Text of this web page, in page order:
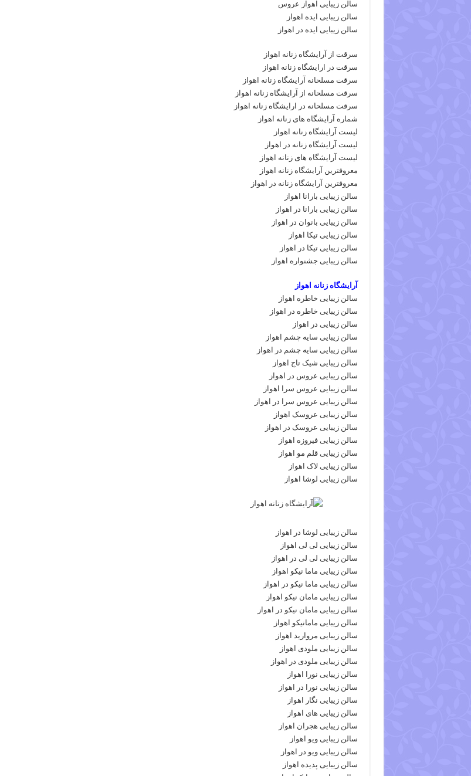
سالن زیبایی اهواز عروس
سالن زیبایی ایده اهواز
سالن زیبایی ایده در اهواز
سرقت از آرایشگاه زنانه اهواز
سرقت در ارایشگاه زنانه اهواز
سرقت مسلحانه آرایشگاه زنانه اهواز
سرقت مسلحانه از آرایشگاه زنانه اهواز
سرقت مسلحانه در ارایشگاه زنانه اهواز
شماره آرایشگاه های زنانه اهواز
لیست آرایشگاه زنانه اهواز
لیست آرایشگاه زنانه در اهواز
لیست آرایشگاه های زنانه اهواز
معروفترین آرایشگاه زنانه اهواز
معروفترین آرایشگاه زنانه در اهواز
سالن زیبایی بارانا اهواز
سالن زیبایی بارانا در اهواز
سالن زیبایی بانوان در اهواز
سالن زیبایی تیکا اهواز
سالن زیبایی تیکا در اهواز
سالن زیبایی جشنواره اهواز
آرایشگاه زنانه اهواز
سالن زیبایی خاطره اهواز
سالن زیبایی خاطره در اهواز
سالن زیبایی در اهواز
سالن زیبایی سایه چشم اهواز
سالن زیبایی سایه چشم در اهواز
سالن زیبایی شیک تاج اهواز
سالن زیبایی عروس در اهواز
سالن زیبایی عروس سرا اهواز
سالن زیبایی عروس سرا در اهواز
سالن زیبایی عروسک اهواز
سالن زیبایی عروسک در اهواز
سالن زیبایی فیروزه اهواز
سالن زیبایی قلم مو اهواز
سالن زیبایی لاک اهواز
سالن زیبایی لوشا اهواز
سالن زیبایی لوشا در اهواز
سالن زیبایی لی لی اهواز
سالن زیبایی لی لی در اهواز
سالن زیبایی ماما نیکو اهواز
سالن زیبایی ماما نیکو در اهواز
سالن زیبایی مامان نیکو اهواز
سالن زیبایی مامان نیکو در اهواز
سالن زیبایی مامانیکو اهواز
سالن زیبایی مروارید اهواز
سالن زیبایی ملودی اهواز
سالن زیبایی ملودی در اهواز
سالن زیبایی نورا اهواز
سالن زیبایی نورا در اهواز
سالن زیبایی نگار اهواز
سالن زیبایی های اهواز
سالن زیبایی هجران اهواز
سالن زیبایی ویو اهواز
سالن زیبایی ویو در اهواز
سالن زیبایی پدیده اهواز